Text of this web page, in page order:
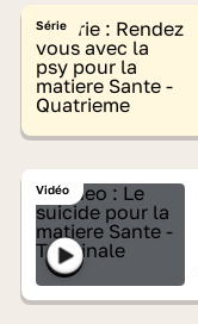
Série
Vidéo